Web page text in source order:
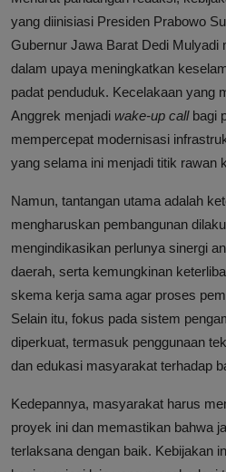
yang diinisiasi Presiden Prabowo
Gubernur Jawa Barat Dedi Mulyadi
dalam upaya meningkatkan
padat penduduk. Kecelakaan yang
Anggrek menjadi wake-up callbagi
mempercepat modernisasi
yang selama ini menjadi titik rawan
Namun, tantangan utama adalah
mengharuskan pembangunan
mengindikasikan perlunya sinergi
daerah, serta kemungkinan
skema kerja sama agar proses
Selain itu, fokus pada sistem
diperkuat, termasuk penggunaan
dan edukasi masyarakat terhadap
Kedepannya, masyarakat harus
proyek ini dan memastikan bahwa
terlaksana dengan baik. Kebijakan